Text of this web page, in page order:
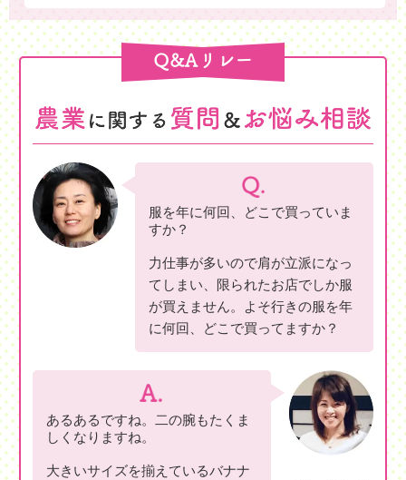
服を年に何回、どこで買っていま
すか？
力仕事が多いので肩が立派になっ
てしまい、限られたお店でしか服
が買えません。よそ行きの服を年
に何回、どこで買ってますか？
あるあるですね。二の腕もたくま
しくなりますね。
大きいサイズを揃えているバナナ